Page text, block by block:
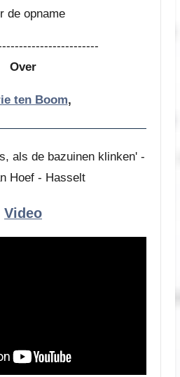
de opname
Over
ten Boom,
als de bazuinen klinken' -
Hoef - Hasselt
Video